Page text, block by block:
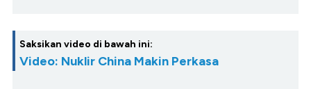
Saksikan video di bawah ini:
Video: Nuklir China Makin Perkasa